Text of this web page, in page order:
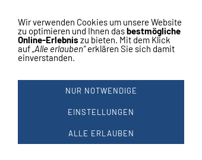
Navigation einblenden
FORM IPO
1000 Gramm mit Wechselsteg
Ausverkauft 1000 Gramm fest verschraubt
Wir verwenden Cookies um unsere Website
zu optimieren und Ihnen dasbestmögliche
Online-Erlebnis zu bieten. Mit dem Klick
auf„Alle erlauben“erklären Sie sich damit
einverstanden.
NUR NOTWENDIGE
EINSTELLUNGEN
ALLE ERLAUBEN